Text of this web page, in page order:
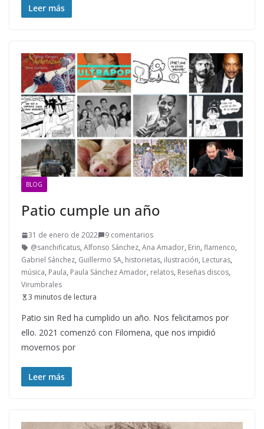
Leer más
BLOG
Patio cumple un año
31 de enero de 2022
9 comentarios
@sanchificatus, Alfonso Sánchez, Ana Amador, Erin, flamenco,
Gabriel Sánchez, Guillermo SA, historietas, ilustración, Lecturas,
música, Paula, Paula Sánchez Amador, relatos, Reseñas discos,
Virumbrales
3 minutos de lectura
Patio sin Red ha cumplido un año. Nos felicitamos por
ello. 2021 comenzó con Filomena, que nos impidió
movernos por
Leer más